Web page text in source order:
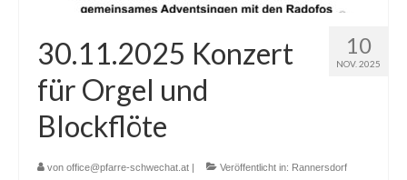
10
NOV. 2025
30.11.2025 Konzert
für Orgel und
Blockflöte
von office@pfarre-schwechat.at | Veröffentlicht in: Rannersdorf